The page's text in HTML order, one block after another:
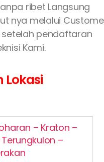
ribet Langsung
nya melalui
setelah pendaftaran
Kami.
Lokasi
– Kraton –
–